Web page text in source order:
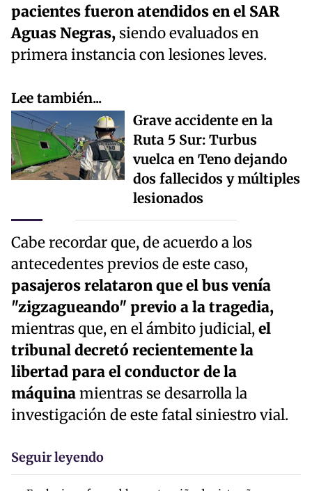
pacientes fueron atendidos en el SAR
Aguas Negras, siendo evaluados en
primera instancia con lesiones leves.
Lee también...
Grave accidente en la
Ruta 5 Sur: Turbus
vuelca en Teno dejando
dos fallecidos y múltiples
lesionados
Cabe recordar que, de acuerdo a los
antecedentes previos de este caso,
pasajeros relataron que el bus venía
"zigzagueando" previo a la tragedia,
mientras que, en el ámbito judicial,el
tribunal decretó recientemente la
libertad para el conductor de la
máquinamientras se desarrolla la
investigación de este fatal siniestro vial.
Seguir leyendo